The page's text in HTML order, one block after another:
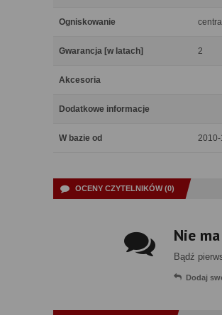
Ogniskowanie
Gwarancja [w latach] 2
Akcesoria
Dodatkowe informacje
W bazie od
OCENY CZYTELNIKÓW (0)
Nie
Bądź
Dodaj